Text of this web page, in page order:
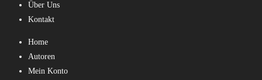
Über Uns
Kontakt
Home
Autoren
Mein Konto